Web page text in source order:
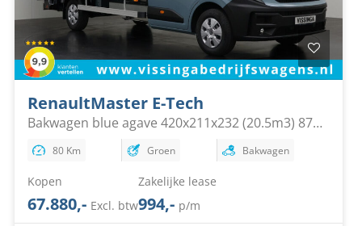
RenaultMaster E-Tech
Bakwagen blue agave 420x211x232 (20.5m3) 87
kWh 80 Km Groen Bakwagen
Kopen
67.880,- Excl. btw
Zakelijke lease
994,- p/m